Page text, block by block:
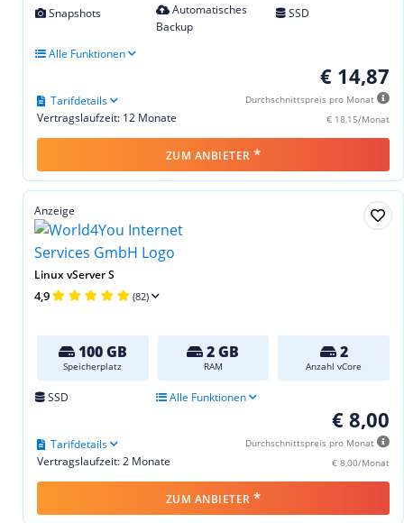
Snapshots
Automatisches
Backup
SSD
Alle Funktionen
€ 14,87
Durchschnittspreis pro Monat
€ 18,15/Monat
Vertragslaufzeit: 12 Monate
Tarifdetails
ZUM ANBIETER *
Anzeige
Linux vServer S
4,9 (82)
100 GB
Speicherplatz
2 GB
RAM
2
Anzahl vCore
SSD Alle Funktionen
€ 8,00
Durchschnittspreis pro Monat
€ 8,00/Monat
Vertragslaufzeit: 2 Monate
Tarifdetails
ZUM ANBIETER *